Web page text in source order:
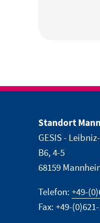
Standort
GESIS -
B6, 4-5
68159
Telefon: +49-
Fax: +49-